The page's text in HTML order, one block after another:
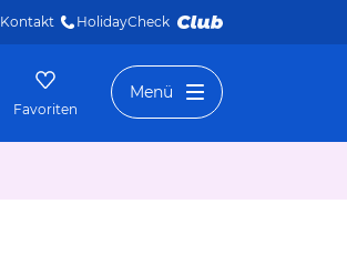
Kontakt HolidayCheck
Favoriten
Menü